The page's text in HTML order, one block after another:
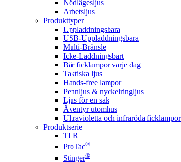
Nödlägesljus
Arbetsljus
Produkttyper
Uppladdningsbara
USB-Uppladdningsbara
Multi-Bränsle
Icke-Laddningsbart
Bär ficklampor varje dag
Taktiska ljus
Hands-free lampor
Pennljus & nyckelringljus
Ljus för en sak
Äventyr utomhus
Ultravioletta och infraröda ficklampor
Produktserie
TLR
ProTac®
Stinger®